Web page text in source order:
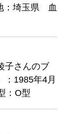
：埼玉県 血
子さんのブ
：1985年4月
：O型